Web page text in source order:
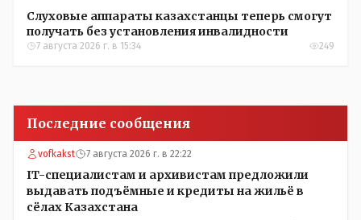
Слуховые аппараты казахстанцы теперь смогут
получать без установления инвалидности
7 августа 2026 г. в 15:34 249
Последние сообщения
vofkakst 7 августа 2026 г. в 22:22
IT-специалистам и архивистам предложили
выдавать подъёмные и кредиты на жильё в
сёлах Казахстана